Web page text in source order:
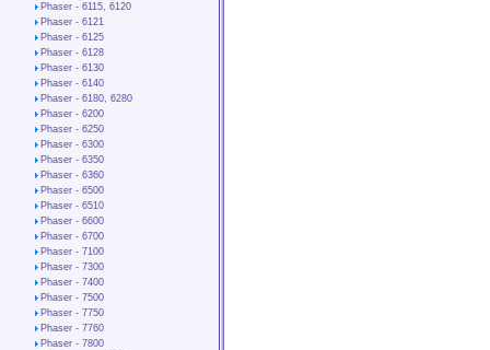
Phaser - 6115, 6120
Phaser - 6121
Phaser - 6125
Phaser - 6128
Phaser - 6130
Phaser - 6140
Phaser - 6180, 6280
Phaser - 6200
Phaser - 6250
Phaser - 6300
Phaser - 6350
Phaser - 6360
Phaser - 6500
Phaser - 6510
Phaser - 6600
Phaser - 6700
Phaser - 7100
Phaser - 7300
Phaser - 7400
Phaser - 7500
Phaser - 7750
Phaser - 7760
Phaser - 7800